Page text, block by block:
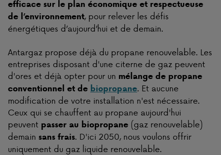
efficace sur le plan économique et respectueuse
de l’environnement, pour relever les défis
énergétiques d’aujourd’hui et de demain.
Antargaz propose déjà du propane renouvelable. Les
entreprises disposant d'une citerne de gaz peuvent
d'ores et déjà opter pour un mélange de propane
conventionnel et de biopropane. Et aucune
modification de votre installation n'est nécessaire.
Ceux qui se chauffent au propane aujourd'hui
peuvent passer au biopropane (gaz renouvelable)
demain sans frais. D'ici 2050, nous voulons offrir
uniquement du gaz liquide renouvelable.